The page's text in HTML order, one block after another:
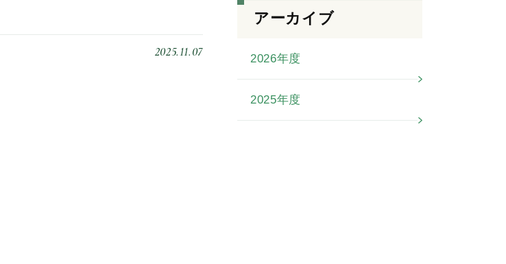
2025.11.07
アーカイブ
2026年度
2025年度